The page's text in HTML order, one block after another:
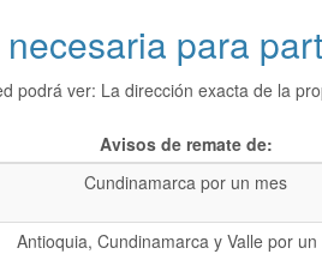
para
podrá ver: La dirección exacta de la
Avisos de remate de:
Cundinamarca por un mes
Antioquia, Cundinamarca y Valle por un